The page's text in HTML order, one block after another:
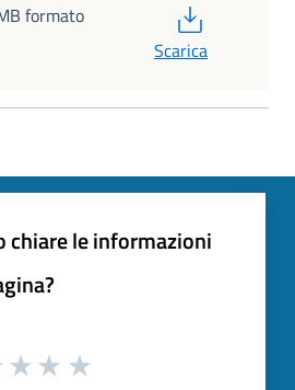
formato
Scarica
chiare le informazioni